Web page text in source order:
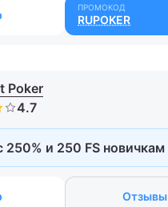
RUPOKER
Poker
250% и 250 FS новичкам
Отзывы